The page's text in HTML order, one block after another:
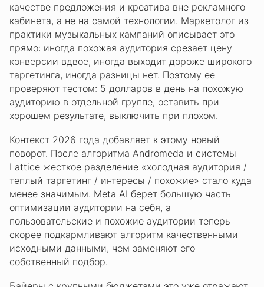
качестве предложения и креатива вне рекламного
кабинета, а не на самой технологии. Маркетолог из
практики музыкальных кампаний описывает это
прямо: иногда похожая аудитория срезает цену
конверсии вдвое, иногда выходит дороже широкого
таргетинга, иногда разницы нет. Поэтому ее
проверяют тестом: 5 долларов в день на похожую
аудиторию в отдельной группе, оставить при
хорошем результате, выключить при плохом.
Контекст 2026 года добавляет к этому новый
поворот. После алгоритма Andromeda и системы
Lattice жесткое разделение «холодная аудитория /
теплый таргетинг / интересы / похожие» стало куда
менее значимым. Meta AI берет большую часть
оптимизации аудитории на себя, а
пользовательские и похожие аудитории теперь
скорее подкармливают алгоритм качественными
исходными данными, чем заменяют его
собственный подбор.